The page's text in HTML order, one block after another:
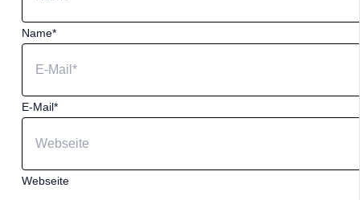
Name*
E-Mail*
Webseite